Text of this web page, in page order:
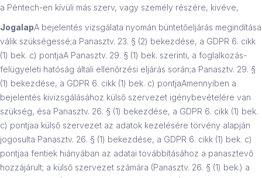
a Péntech-en kívüli más szerv, vagy személy részére, kivéve,
JogalapA bejelentés vizsgálata nyomán büntetőeljárás megindítása
válik szükségessé;a Panasztv. 23. § (2) bekezdése, a GDPR 6. cikk
(1) bek. c) pontjaA Panasztv. 29. § (1) bek. szerinti, a foglalkozás-
felügyeleti hatóság általi ellenőrzési eljárás során;a Panasztv. 29. §
(1) bekezdése, a GDPR 6. cikk (1) bek. c) pontjaAmennyiben a
bejelentés kivizsgálásához külső szervezet igénybevételére van
szükség, ésa Panasztv. 26. § (1) bekezdése, a GDPR 6. cikk (1) bek.
c) pontjaa külső szervezet az adatok kezelésére törvény alapján
jogosulta Panasztv. 26. § (1) bekezdése, a GDPR 6. cikk (1) bek. c)
pontjaa fentiek hiányában az adatai továbbításához a panasztevő
hozzájárult; a külső szervezet számára (Panasztv. 26. § (1) bek.) a